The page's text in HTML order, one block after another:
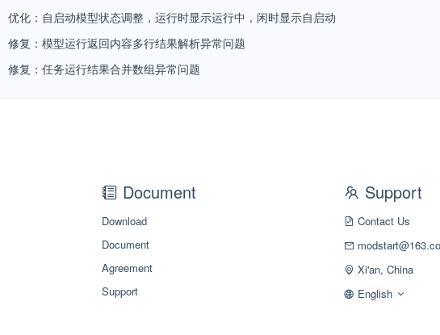
优化：自启动模型状态调整，运行时显示运行中，闲时显示自启动
修复：模型运行返回内容多行结果解析异常问题
修复：任务运行结果合并数组异常问题
Document
Download
Document
Agreement
Support
Support
Contact Us
Xi'an, China
English